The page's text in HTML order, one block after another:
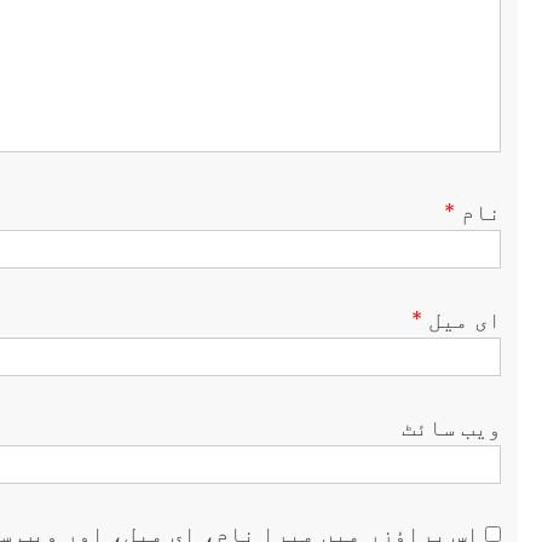
نام *
ای میل *
ویب‌ سائٹ
اس براؤزر میں میرا نام، ای میل، اور